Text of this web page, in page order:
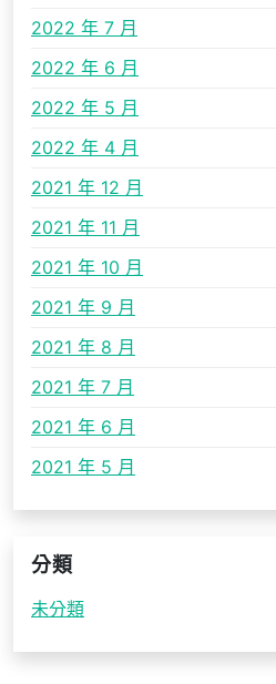
2022 年 7 月
2022 年 6 月
2022 年 5 月
2022 年 4 月
2021 年 12 月
2021 年 11 月
2021 年 10 月
2021 年 9 月
2021 年 8 月
2021 年 7 月
2021 年 6 月
2021 年 5 月
分類
未分類